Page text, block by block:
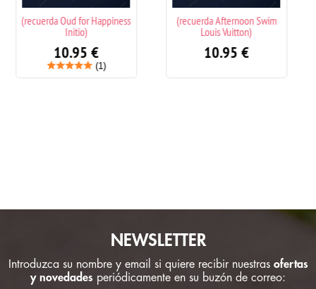
(recuerda Afternoon Swim
Louis Vuitton)
10.95
(recuerda I Want Choo
Forever Jimmy Choo)
10.95
NEWSLETTER
Introduzca su nombre y email si quiere recibir nuestras ofertas
y novedades periódicamente en su buzón de correo: